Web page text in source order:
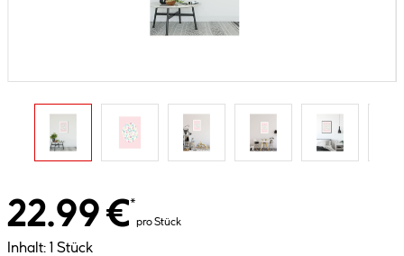
22.99 €*
pro Stück
Inhalt: 1 Stück